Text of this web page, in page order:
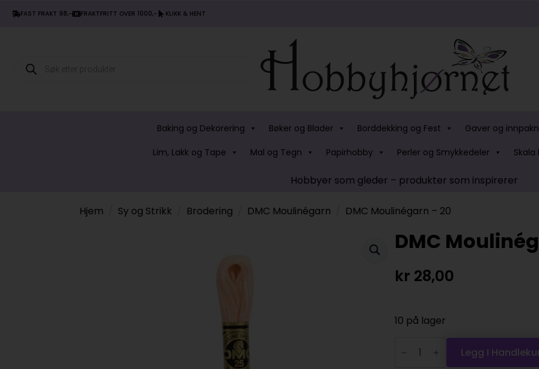
FAST FRAKT 98,- FRAKTFRITT OVER 1000,- KLIKK & HENT
Products
search
Baking og Dekorering Bøker og Blader Borddekking og Fest Gaver og
Lim, Lakk og Tape
Mal og Tegn Papirhobby Perler og Smykkedeler Skala
Hobbyer som gleder – produkter som inspirerer
Hjem Sy og Strikk Brodering DMC Moulinégarn DMC Moulinégarn – 20
DMC
kr 28,00
10 på lager
Moulinégarn Legg I